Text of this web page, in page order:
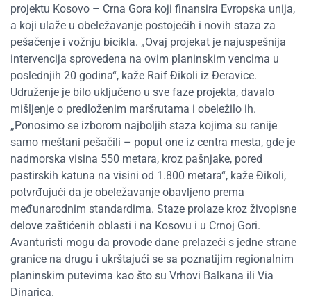
projektu Kosovo – Crna Gora koji finansira Evropska unija,
a koji ulaže u obeležavanje postojećih i novih staza za
pešačenje i vožnju bicikla. „Ovaj projekat je najuspešnija
intervencija sprovedena na ovim planinskim vencima u
poslednjih 20 godina“, kaže Raif Đikoli iz Đeravice.
Udruženje je bilo uključeno u sve faze projekta, davalo
mišljenje o predloženim maršrutama i obeležilo ih.
„Ponosimo se izborom najboljih staza kojima su ranije
samo meštani pešačili – poput one iz centra mesta, gde je
nadmorska visina 550 metara, kroz pašnjake, pored
pastirskih katuna na visini od 1.800 metara“, kaže Đikoli,
potvrđujući da je obeležavanje obavljeno prema
međunarodnim standardima. Staze prolaze kroz živopisne
delove zaštićenih oblasti i na Kosovu i u Crnoj Gori.
Avanturisti mogu da provode dane prelazeći s jedne strane
granice na drugu i ukrštajući se sa poznatijim regionalnim
planinskim putevima kao što su Vrhovi Balkana ili Via
Dinarica.